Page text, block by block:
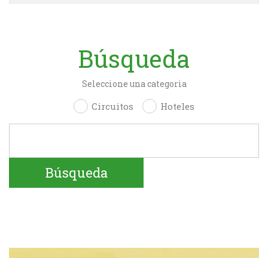
Búsqueda
Seleccione una categoria
Circuitos Hoteles